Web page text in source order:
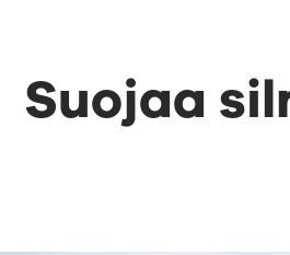
Suojaa